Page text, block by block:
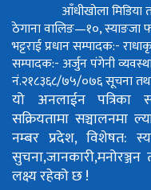
आँधीखोला मिडिया
ठेगाना वालिङ—१०, स्याङजा
भट्टराईप्रधान सम्पादक:-
सम्पादक:- अर्जुन पंगेनी
नं.२१८३६८/७५/०७६सूचना
यो अनलाईन पत्रिका
सक्रियतामा सञ्चालनमा
नम्बर प्रदेश, विशेषत:
सुचना,जानकारी,मनोरञ्जन
लक्ष्य रहेको छ !